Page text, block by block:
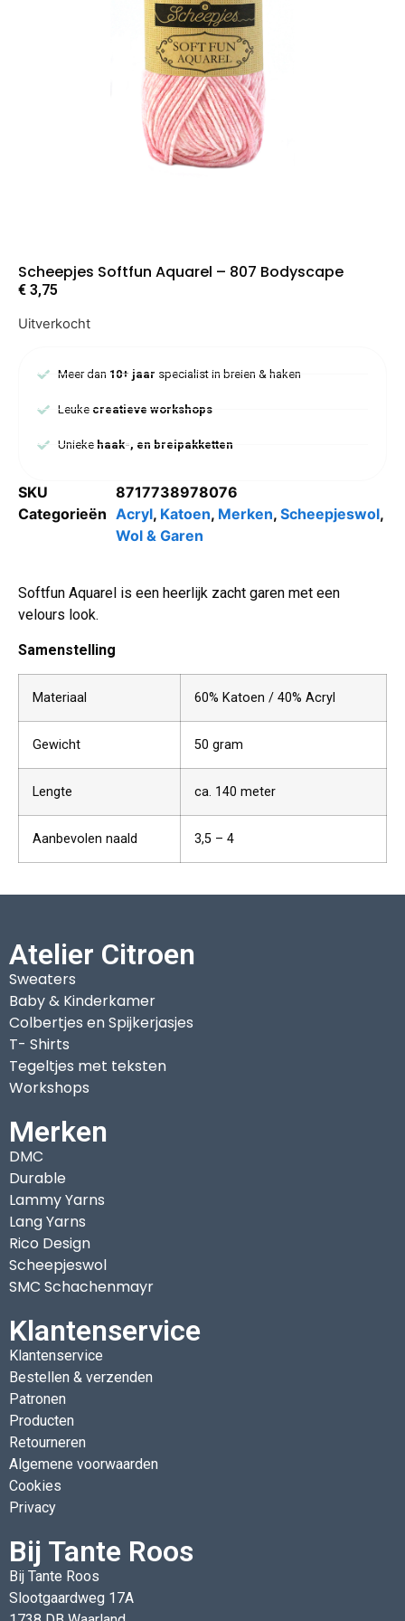
Scheepjes Softfun Aquarel – 807 Bodyscape
€ 3,75
Uitverkocht
Meer dan 10+ jaar specialist in breien & haken
Leuke creatieve workshops
Uniekehaak-, en breipakketten
SKU
8717738978076
Categorieën Acryl, Katoen, Merken, Scheepjeswol,
Wol & Garen
Softfun Aquarel is een heerlijk zacht garen met een
velours look.
Samenstelling
Materiaal 60% Katoen / 40% Acryl
Gewicht 50 gram
Lengte ca. 140 meter
Aanbevolen naald 3,5 – 4
Atelier Citroen
Sweaters
Baby & Kinderkamer
Colbertjes en Spijkerjasjes
T- Shirts
Tegeltjes met teksten
Workshops
Merken
DMC
Durable
Lammy Yarns
Lang Yarns
Rico Design
Scheepjeswol
SMC Schachenmayr
Klantenservice
Klantenservice
Bestellen & verzenden
Patronen
Producten
Retourneren
Algemene voorwaarden
Cookies
Privacy
Bij Tante Roos
Bij Tante Roos
Slootgaardweg 17A